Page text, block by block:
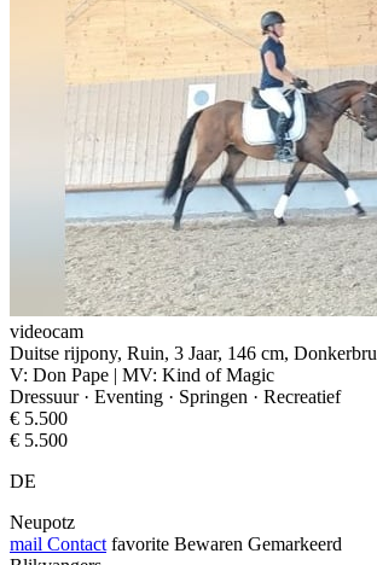
videocam
Duitse rijpony, Ruin, 3 Jaar, 146 cm,
V: Don Pape | MV: Kind of Magic
Dressuur · Eventing · Springen · Recreatief
€ 5.500
€ 5.500
DE
Neupotz
mail Contact favorite Bewaren Gemarkeerd